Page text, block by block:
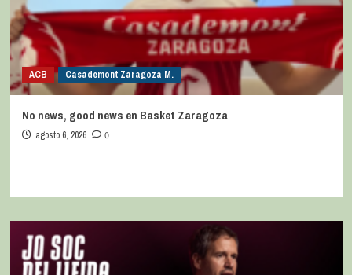
ACB Casademont Zaragoza M.
No news, good news en Basket Zaragoza
agosto 6, 2026 0